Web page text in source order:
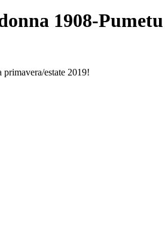
1908-Pumetu
estate 2019!